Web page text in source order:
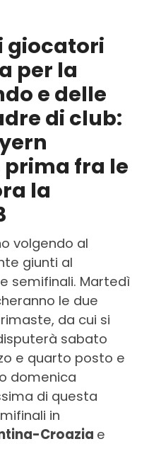
giocatori
per la
e delle
di club:
prima fra le
la
volgendo al
giunti al
semifinali. Martedì
le due
da cui si
sabato
e quarto posto e
domenica
di questa
in
Croazia e